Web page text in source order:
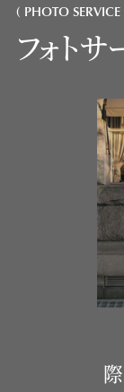
( PHOTO SERVICE
フォト